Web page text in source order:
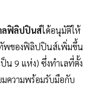
ลฟิลิปปินส์ได้อนุมัติให้
พของฟิลิปปินส์เพิ่มขึ้น
น 9 แห่ง) ซึ่งทำเลที่ตั้ง
ความพร้อมรับมือกับ